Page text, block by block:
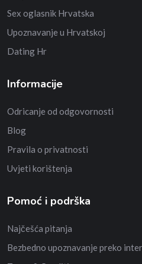
Sex oglasnik Hrvatska
Upoznavanje u Hrvatskoj
Dating Hr
Informacije
Odricanje od odgovornosti
Blog
Pravila o privatnosti
Uvjeti korištenja
Pomoć i podrška
Najčešća pitanja
Bezbedno upoznavanje preko